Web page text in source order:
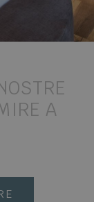
A